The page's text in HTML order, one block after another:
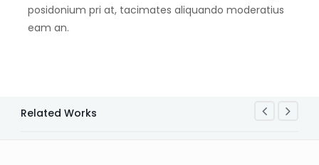
posidonium pri at, tacimates aliquando moderatius
eam an.
Related Works